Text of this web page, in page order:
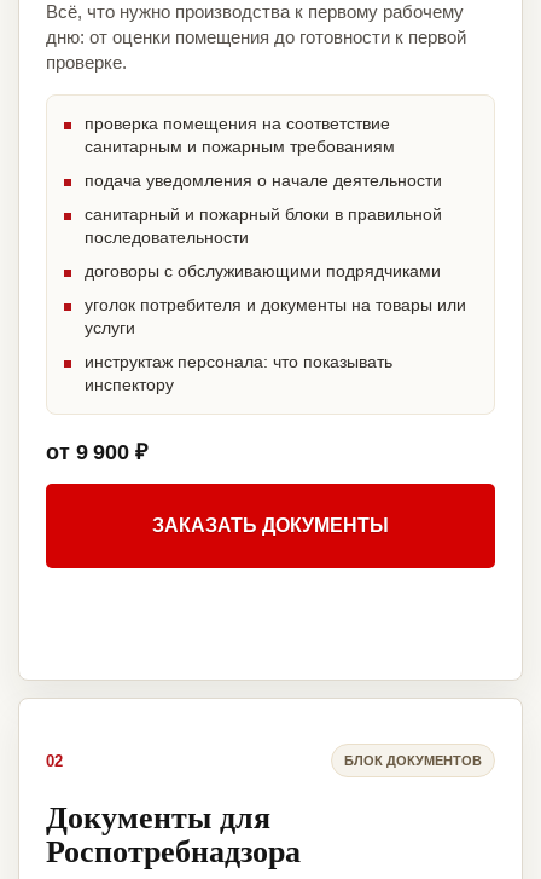
Всё, что нужно производства к первому рабочему
дню: от оценки помещения до готовности к первой
проверке.
проверка помещения на соответствие
санитарным и пожарным требованиям
подача уведомления о начале деятельности
санитарный и пожарный блоки в правильной
последовательности
договоры с обслуживающими подрядчиками
уголок потребителя и документы на товары или
услуги
инструктаж персонала: что показывать
инспектору
от 9 900 ₽
ЗАКАЗАТЬ ДОКУМЕНТЫ
02 БЛОК ДОКУМЕНТОВ
Документы для
Роспотребнадзора